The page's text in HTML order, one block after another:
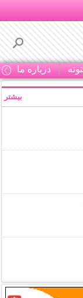
درباره ما
بیشتر